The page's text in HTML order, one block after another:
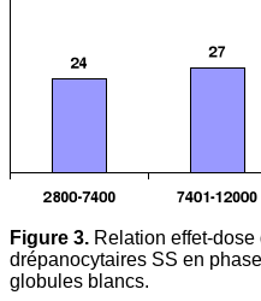
Figure 3. Relation effet-
drépanocytaires SS en
globules blancs.